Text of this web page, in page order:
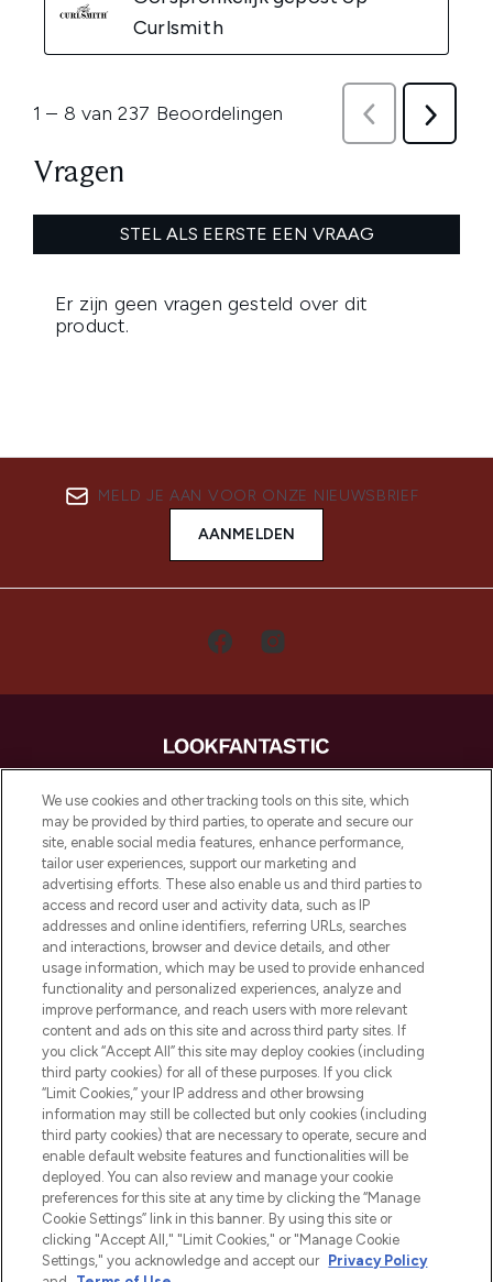
MELD JE AAN VOOR ONZE NIEUWSBRIEF
AANMELDEN
LOOKFANTASTIC is de ultieme online
beautybestemming van Europa, met de
beste huidverzorging, haarproducten en
make-up van meer dan 200 topmerken.
Shop online of via de app, met gratis
verzending vanaf €40.
Cookie-toestemming
Do Not Sell or Share My Personal
Information
HELP & INFORMATIE
BEDRIJFSINFORMATIE
OVER LOOKFANTASTIC
We use cookies and other tracking tools on this site, which
may be provided by third parties, to operate and secure our
site, enable social media features, enhance performance,
tailor user experiences, support our marketing and
advertising efforts. These also enable us and third parties to
access and record user and activity data, such as IP
addresses and online identifiers, referring URLs, searches
and interactions, browser and device details, and other
usage information, which may be used to provide enhanced
functionality and personalized experiences, analyze and
improve performance, and reach users with more relevant
content and ads on this site and across third party sites. If
you click “Accept All” this site may deploy cookies (including
third party cookies) for all of these purposes. If you click
“Limit Cookies,” your IP address and other browsing
information may still be collected but only cookies (including
third party cookies) that are necessary to operate, secure and
enable default website features and functionalities will be
deployed. You can also review and manage your cookie
preferences for this site at any time by clicking the “Manage
Cookie Settings” link in this banner. By using this site or
clicking "Accept All," "Limit Cookies," or "Manage Cookie
Settings," you acknowledge and accept our Privacy Policy